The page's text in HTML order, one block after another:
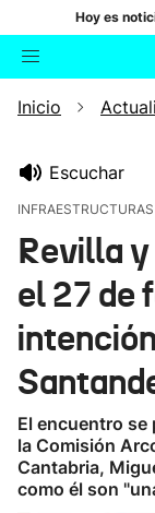
Hoy es
Buscador
Inicio
Escuchar
INFRAESTRUCTURAS
Revilla
el 27 de
El encuentro se
la Comisión
Cantabria,
como él son